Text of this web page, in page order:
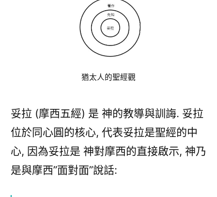
猶太人的聖經觀
妥拉 (摩西五經) 是 神的教導與訓誨. 妥拉
位於同心圓的核心, 代表妥拉是聖經的中
心, 因為妥拉是 神對摩西的直接啟示, 神乃
是與摩西”面對面”說話: